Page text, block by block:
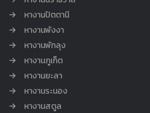
หางานปัตตานี
หางานพังงา
หางานพัทลุง
หางานภูเก็ต
หางานยะลา
หางานระนอง
หางานสตูล